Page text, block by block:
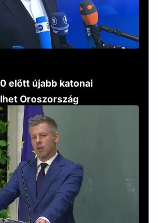
előtt újabb katonai
Oroszország